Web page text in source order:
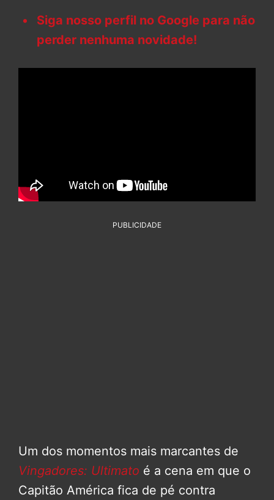
Siga nosso perfil no Google para não
perder nenhuma novidade!
PUBLICIDADE
Um dos momentos mais marcantes de
Vingadores: Ultimato é a cena em que o
Capitão América fica de pé contra